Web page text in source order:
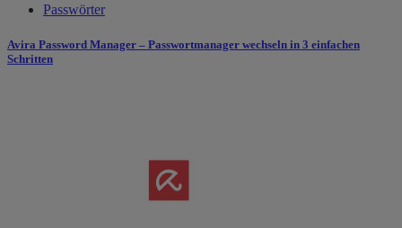
Passwörter
Avira Password Manager – Passwortmanager wechseln in 3 einfachen
Schritten